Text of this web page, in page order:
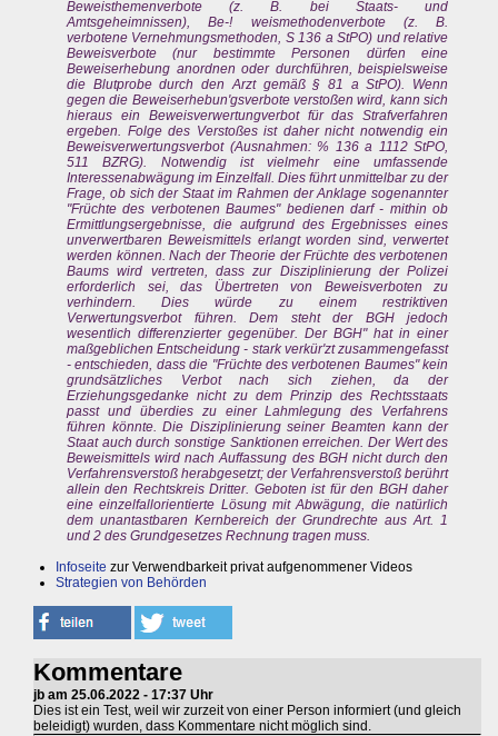
Beweisthemenverbote (z. B. bei Staats- und
Amtsgeheimnissen), Be-! weismethodenverbote (z. B.
verbotene Vernehmungsmethoden, S 136 a StPO) und relative
Beweisverbote (nur bestimmte Personen dürfen eine
Beweiserhebung anordnen oder durchführen, beispielsweise
die Blutprobe durch den Arzt gemäß § 81 a StPO). Wenn
gegen die Beweiserhebun'gsverbote verstoßen wird, kann sich
hieraus ein Beweisverwertungverbot für das Strafverfahren
ergeben. Folge des Verstoßes ist daher nicht notwendig ein
Beweisverwertungsverbot (Ausnahmen: % 136 a 1112 StPO,
511 BZRG). Notwendig ist vielmehr eine umfassende
Interessenabwägung im Einzelfall. Dies führt unmittelbar zu der
Frage, ob sich der Staat im Rahmen der Anklage sogenannter
"Früchte des verbotenen Baumes" bedienen darf - mithin ob
Ermittlungsergebnisse, die aufgrund des Ergebnisses eines
unverwertbaren Beweismittels erlangt worden sind, verwertet
werden können. Nach der Theorie der Früchte des verbotenen
Baums wird vertreten, dass zur Disziplinierung der Polizei
erforderlich sei, das Übertreten von Beweisverboten zu
verhindern. Dies würde zu einem restriktiven
Verwertungsverbot führen. Dem steht der BGH jedoch
wesentlich differenzierter gegenüber. Der BGH" hat in einer
maßgeblichen Entscheidung - stark verkür'zt zusammengefasst
- entschieden, dass die "Früchte des verbotenen Baumes" kein
grundsätzliches Verbot nach sich ziehen, da der
Erziehungsgedanke nicht zu dem Prinzip des Rechtsstaats
passt und überdies zu einer Lahmlegung des Verfahrens
führen könnte. Die Disziplinierung seiner Beamten kann der
Staat auch durch sonstige Sanktionen erreichen. Der Wert des
Beweismittels wird nach Auffassung des BGH nicht durch den
Verfahrensverstoß herabgesetzt; der Verfahrensverstoß berührt
allein den Rechtskreis Dritter. Geboten ist für den BGH daher
eine einzelfallorientierte Lösung mit Abwägung, die natürlich
dem unantastbaren Kernbereich der Grundrechte aus Art. 1
und 2 des Grundgesetzes Rechnung tragen muss.
Infoseite zur Verwendbarkeit privat aufgenommener Videos
Strategien von Behörden
Kommentare
jb am 25.06.2022 - 17:37 Uhr
Dies ist ein Test, weil wir zurzeit von einer Person informiert (und gleich
beleidigt) wurden, dass Kommentare nicht möglich sind.